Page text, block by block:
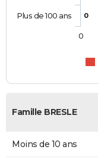
0
Plus de 100 ans
0
Famille BRESLE
Moins de 10 ans